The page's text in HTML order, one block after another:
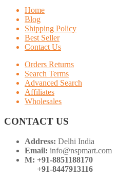
Home
Blog
Shipping Policy
Best Seller
Contact Us
Orders Returns
Search Terms
Advanced Search
Affiliates
Wholesales
CONTACT US
Address: Delhi India
Email: info@nspmart.com
M: +91-8851188170
+91-8447913116